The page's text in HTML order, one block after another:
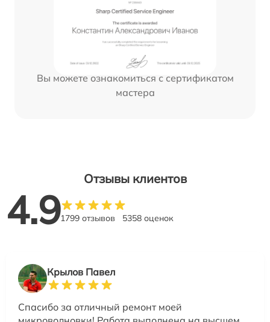
Вы можете ознакомиться с сертификатом
мастера
Отзывы клиентов
4.91799 отзывов 5358 оценок
Крылов Павел
Спасибо за отличный ремонт моей